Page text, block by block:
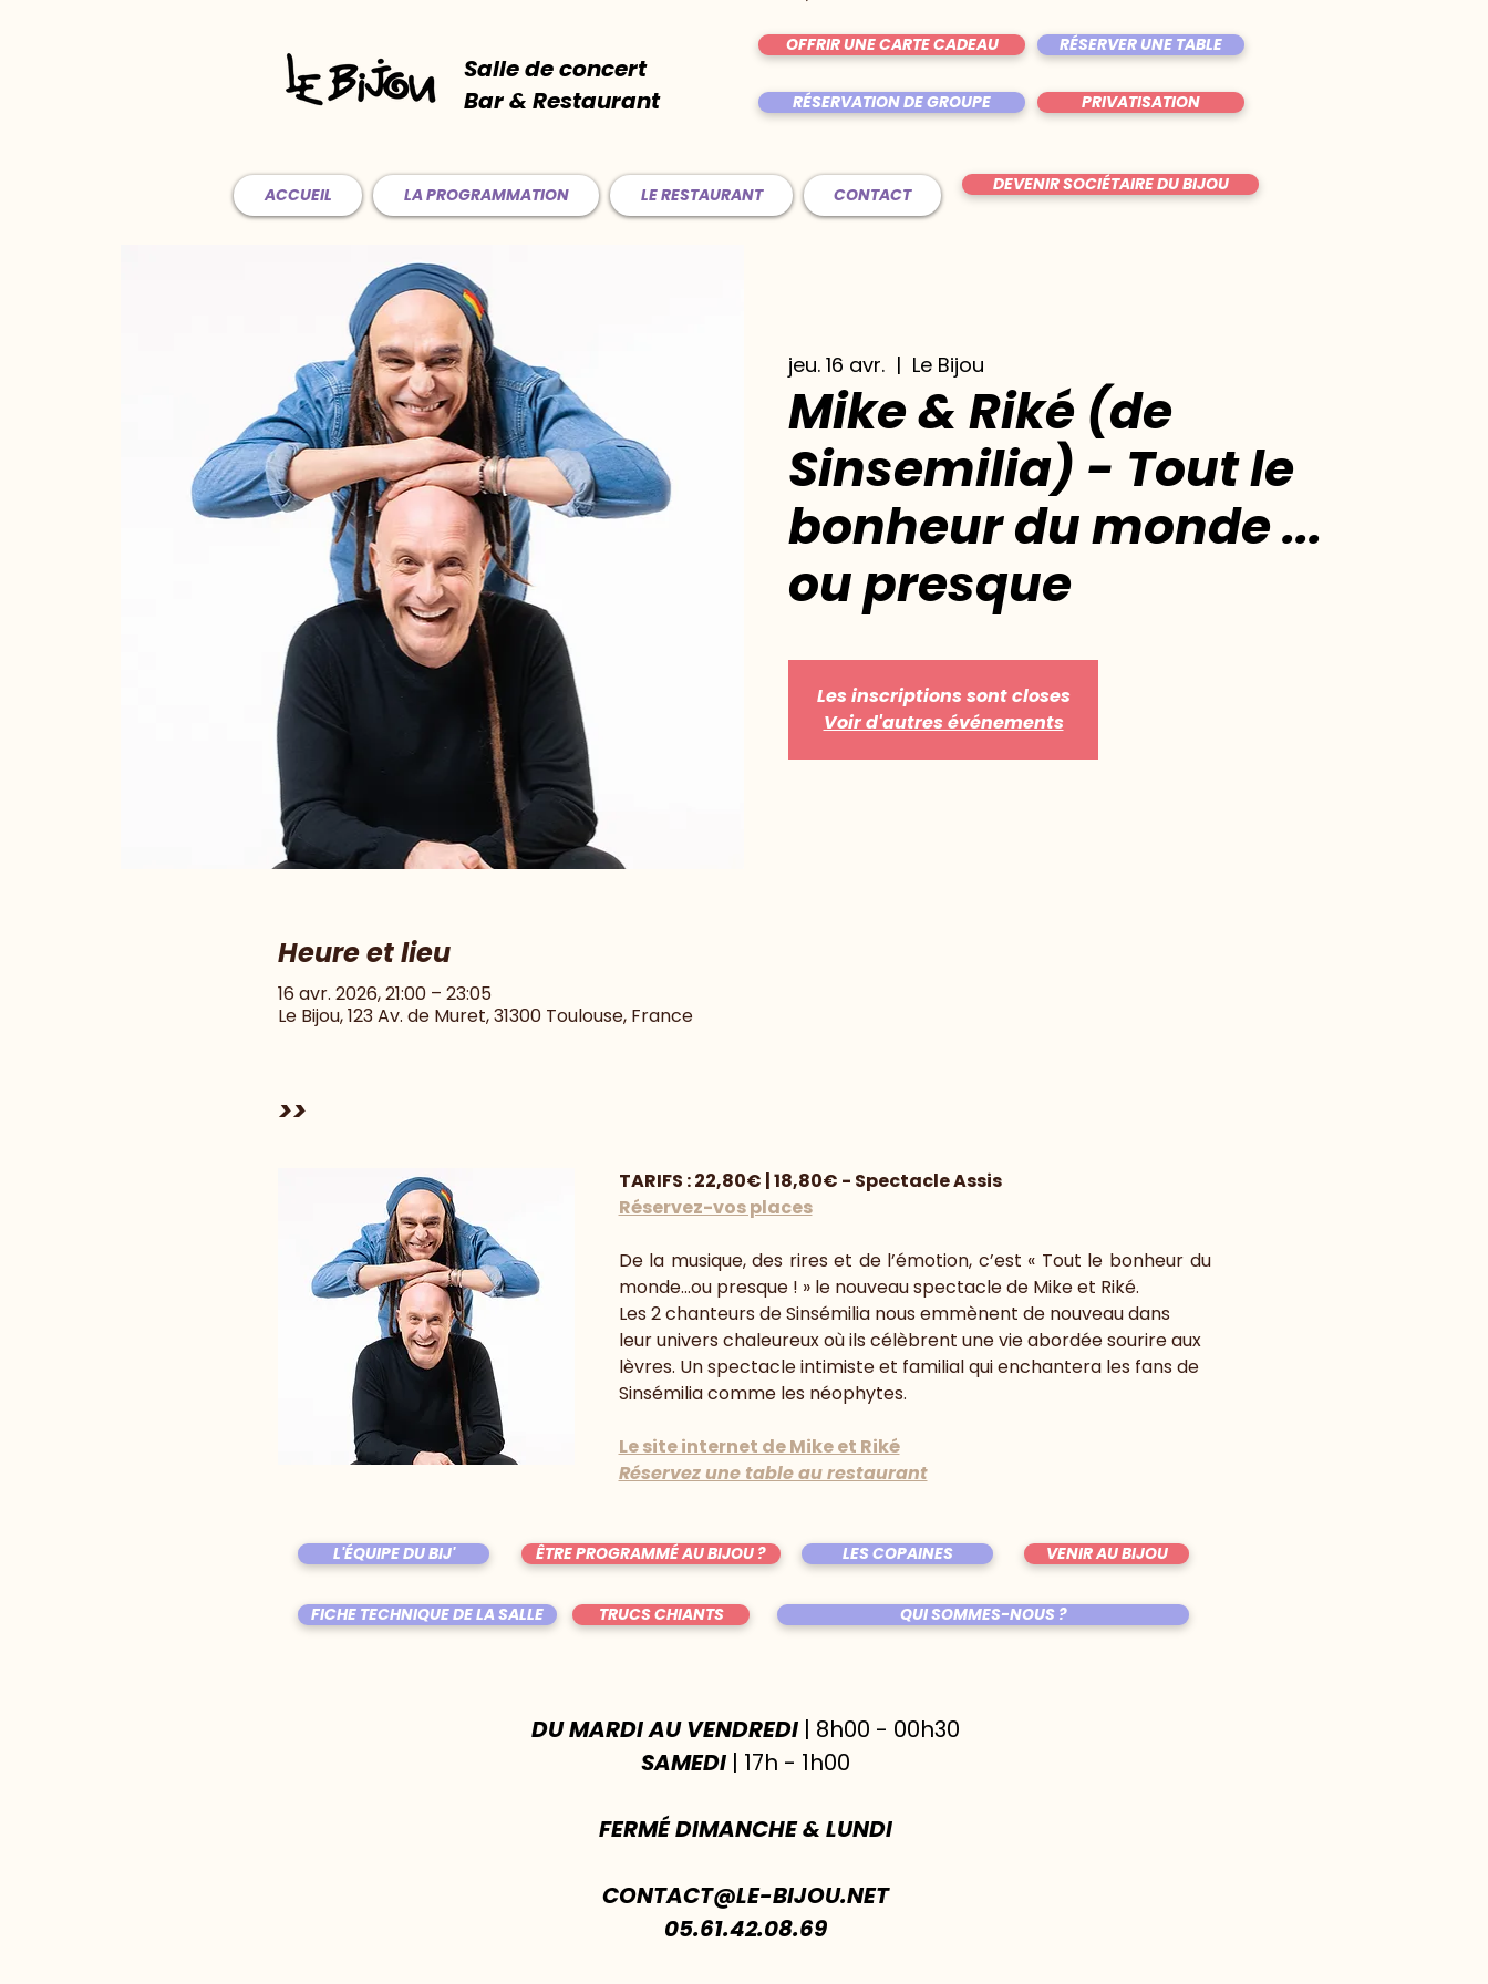
Salle de concert
Bar & Restaurant
OFFRIR UNE CARTE CADEAU RÉSERVER UNE TABLE
RÉSERVATION DE GROUPE PRIVATISATION
ACCUEIL LA PROGRAMMATION LE RESTAURANT CONTACT DEVENIR SOCIÉTAIRE DU BIJOU
jeu. 16 avr.
  |
Le Bijou
Mike & Riké (de
Sinsemilia) - Tout le
bonheur du monde ...
ou presque
Les inscriptions sont closes
Voir d'autres événements
Heure et lieu
16 avr. 2026, 21:00 – 23:05
Le Bijou, 123 Av. de Muret, 31300 Toulouse, France
>>
TARIFS : 22,80€ | 18,80€ - Spectacle Assis
Réservez-vos places
De la musique, des rires et de l’émotion, c’est « Tout le bonheur du
monde…ou presque ! » le nouveau spectacle de Mike et Riké.
Les 2 chanteurs de Sinsémilia nous emmènent de nouveau dans
leur univers chaleureux où ils célèbrent une vie abordée sourire aux
lèvres. Un spectacle intimiste et familial qui enchantera les fans de
Sinsémilia comme les néophytes.
Le site internet de Mike et Riké
Réservez une table au restaurant
L'ÉQUIPE DU BIJ' ÊTRE PROGRAMMÉ AU BIJOU ? LES COPAINES VENIR AU BIJOU
FICHE TECHNIQUE DE LA SALLE TRUCS CHIANTS QUI SOMMES-NOUS ?
DU MARDI AU VENDREDI| 8h00 - 00h30
SAMEDI| 17h - 1h00
FERMÉ DIMANCHE & LUNDI
CONTACT@LE-BIJOU.NET
05.61.42.08.69